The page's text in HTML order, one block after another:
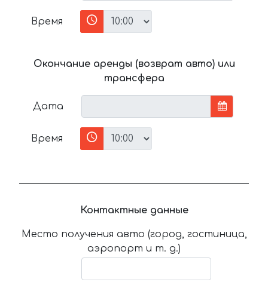
Время
Окончание аренды (возврат авто) или
трансфера
Дата
Время
Контактные данные
Место получения авто (город, гостиница,
аэропорт и т. д.)